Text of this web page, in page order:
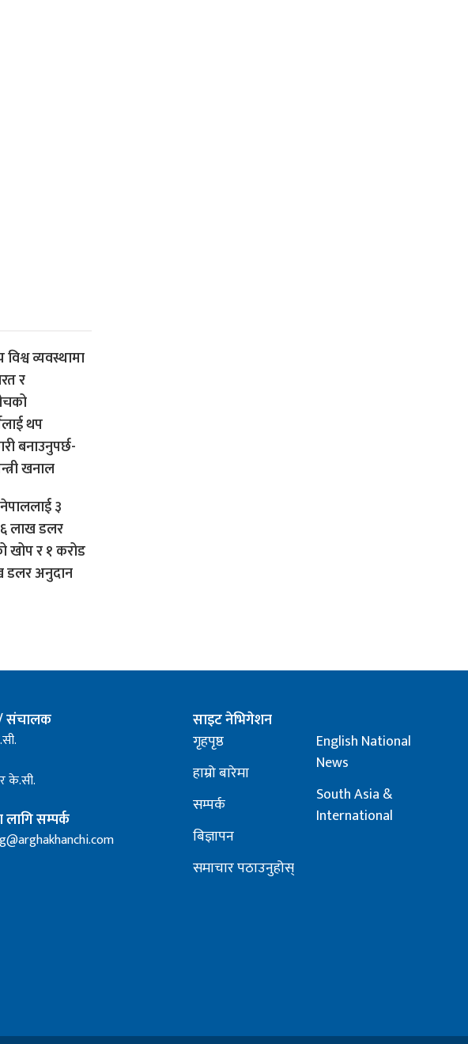
विश्व व्यवस्थामा
र
थप
बनाउनुपर्छ-
खनाल
३
लाख डलर
खोप र १ करोड
डलर अनुदान
संचालक
के.सी.
लागि सम्पर्क
साइट नेभिगेशन
गृहपृष्ठ
हाम्रो बारेमा
सम्पर्क
बिज्ञापन
समाचार पठाउनुहोस्
English National
News
South Asia &
International